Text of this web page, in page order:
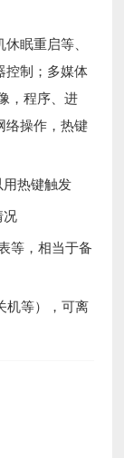
眠重启等、
控制；多媒体
，程序、进
络操作，热键
热键触发
况
等，相当于备
机等），可离